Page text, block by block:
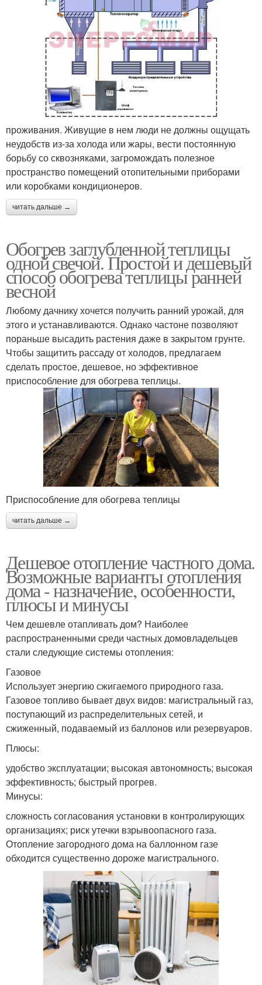
проживания. Живущие в нем люди не должны ощущать
неудобств из-за холода или жары, вести постоянную
борьбу со сквозняками, загромождать полезное
пространство помещений отопительными приборами
или коробками кондиционеров.
читать дальше →
Обогрев заглубленной теплицы
одной свечой. Простой и дешевый
способ обогрева теплицы ранней
весной
Любому дачнику хочется получить ранний урожай, для
этого и устанавливаются. Однако частоне позволяют
пораньше высадить растения даже в закрытом грунте.
Чтобы защитить рассаду от холодов, предлагаем
сделать простое, дешевое, но эффективное
приспособление для обогрева теплицы.
Приспособление для обогрева теплицы
читать дальше →
Дешевое отопление частного дома.
Возможные варианты отопления
дома - назначение, особенности,
плюсы и минусы
Чем дешевле отапливать дом? Наиболее
распространенными среди частных домовладельцев
стали следующие системы отопления:
Газовое
Использует энергию сжигаемого природного газа.
Газовое топливо бывает двух видов: магистральный газ,
поступающий из распределительных сетей, и
сжиженный, подаваемый из баллонов или резервуаров.
Плюсы:
удобство эксплуатации; высокая автономность; высокая
эффективность; быстрый прогрев.
Минусы:
сложность согласования установки в контролирующих
организациях; риск утечки взрывоопасного газа.
Отопление загородного дома на баллонном газе
обходится существенно дороже магистрального.